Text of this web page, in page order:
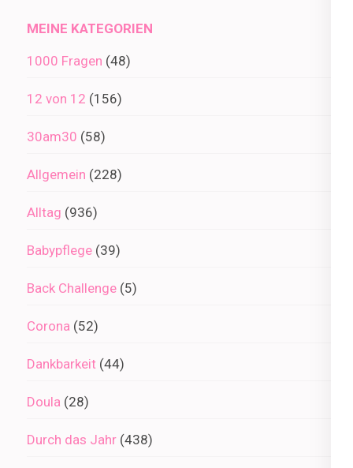
MEINE KATEGORIEN
1000 Fragen (48)
12 von 12 (156)
30am30 (58)
Allgemein (228)
Alltag (936)
Babypflege (39)
Back Challenge (5)
Corona (52)
Dankbarkeit (44)
Doula (28)
Durch das Jahr (438)